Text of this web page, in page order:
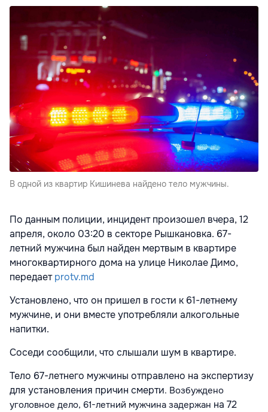
В одной из квартир Кишинева найдено тело мужчины.
По данным полиции, инцидент произошел вчера, 12
апреля, около 03:20 в секторе Рышкановка. 67-
летний мужчина был найден мертвым в квартире
многоквартирного дома на улице Николае Димо,
передаетprotv.md
Установлено, что он пришел в гости к 61-летнему
мужчине, и они вместе употребляли алкогольные
напитки.
Соседи сообщили, что слышали шум в квартире.
Тело 67-летнего мужчины отправлено на экспертизу
для установления причин смерти. Возбуждено
уголовное дело, 61-летний мужчина задержан на 72